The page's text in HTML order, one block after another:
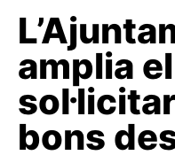
amplia
bons